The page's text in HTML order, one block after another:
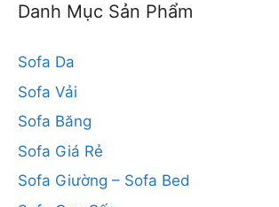
Danh Mục Sản Phẩm
Sofa Da
Sofa Vải
Sofa Băng
Sofa Giá Rẻ
Sofa Giường – Sofa Bed